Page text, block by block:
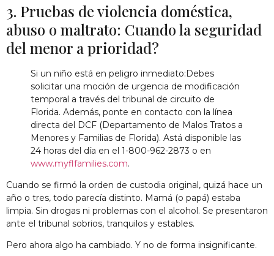
3. Pruebas de violencia doméstica,
abuso o maltrato: Cuandola seguridad
del menor aprioridad?
Si un niño está en peligro inmediato:Debes
solicitar una moción de urgencia de modificación
temporal a través del tribunal de circuito de
Florida. Además, ponte en contacto con la línea
directa del DCF (Departamento de Malos Tratos a
Menores y Familias de Florida). Astá disponible las
24 horas del día en el 1-800-962-2873 o en
www.myflfamilies.com.
Cuando se firmó la orden de custodia original, quizá hace un
año o tres, todo parecía distinto. Mamá (o papá) estaba
limpia. Sin drogas ni problemas con el alcohol. Se presentaron
ante el tribunal sobrios, tranquilos y estables.
Pero ahora algo ha cambiado. Y no de forma insignificante.